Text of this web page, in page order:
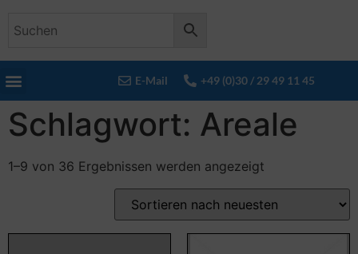
E-Mail +49 (0)30 / 29 49 11 45
Schlagwort: Areale
1–9 von 36 Ergebnissen werden angezeigt